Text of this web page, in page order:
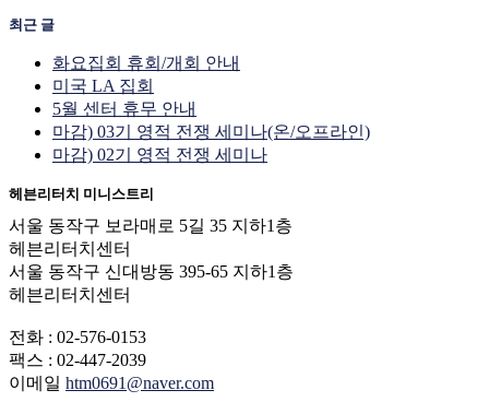
최근 글
화요집회 휴회/개회 안내
미국 LA 집회
5월 센터 휴무 안내
마감) 03기 영적 전쟁 세미나(온/오프라인)
마감) 02기 영적 전쟁 세미나
헤븐리터치 미니스트리
서울 동작구 보라매로 5길 35 지하1층
헤븐리터치센터
서울 동작구 신대방동 395-65 지하1층
헤븐리터치센터
전화 : 02-576-0153
팩스 : 02-447-2039
이메일 htm0691@naver.com